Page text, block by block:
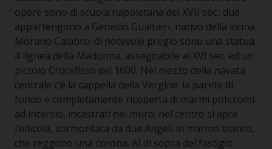
opere sono di scuola napoletana del XVII sec.: due
appartengono a Genesio Gualtieri, nativo della vicina
Morano Calabro; di notevole pregio sono una statua
4 lignea della Madonna, assegnabile al XVI sec. ed un
piccolo Crocefisso del 1600. Nel mezzo della navata
centrale c’è la cappella della Vergine: la parete di
fondo e completamente ricoperta di marmi policromi
ad intarsio, incastrati nel muro; nel centro si apre
l’edicola, sormontata da due Angeli in marmo bianco,
che reggono una corona. AI di sopra del fastigio